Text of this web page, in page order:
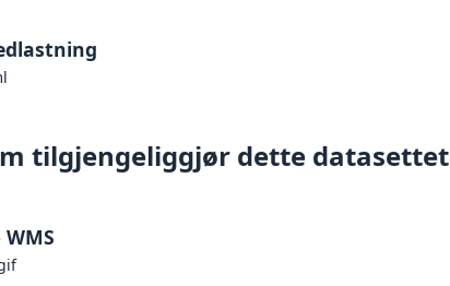
tilgjengeliggjør dette datasettet